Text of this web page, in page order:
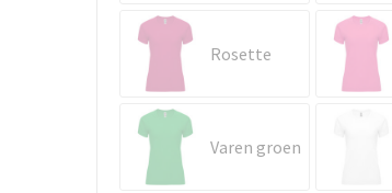
Rosette
Varen groen